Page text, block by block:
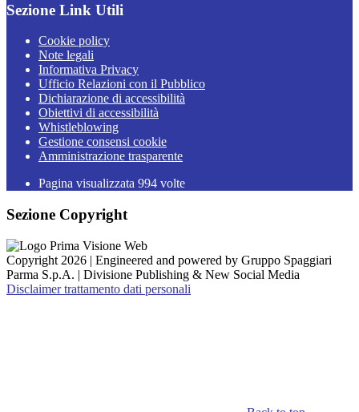
Sezione Link Utili
Cookie policy
Note legali
Informativa Privacy
Ufficio Relazioni con il Pubblico
Dichiarazione di accessibilità
Obiettivi di accessibilità
Whistleblowing
Gestione consensi cookie
Amministrazione trasparente
Pagina visualizzata 994 volte
Sezione Copyright
Copyright 2026 | Engineered and powered by Gruppo Spaggiari
Parma S.p.A. | Divisione Publishing & New Social Media
Disclaimer trattamento dati personali